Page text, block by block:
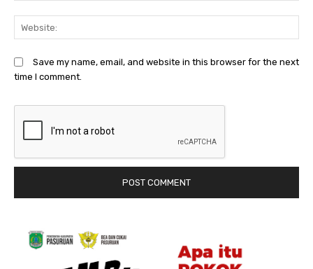
Save my name, email, and website in this browser for the next
time I comment.